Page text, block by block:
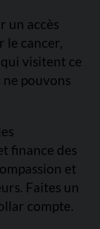
un accès
le cancer,
visitent ce
pouvons
finance des
et
Faites un
compte.